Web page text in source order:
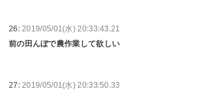
26: 2019/05/01(水) 20:33:43.21
前の田んぼで農作業して欲しい
27: 2019/05/01(水) 20:33:50.33